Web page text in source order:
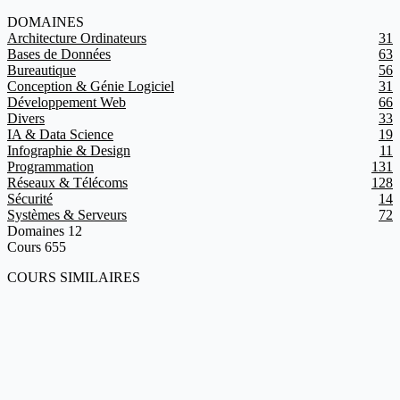
DOMAINES
Architecture Ordinateurs
31
Bases de Données
63
Bureautique
56
Conception & Génie Logiciel
31
Développement Web
66
Divers
33
IA & Data Science
19
Infographie & Design
11
Programmation
131
Réseaux & Télécoms
128
Sécurité
14
Systèmes & Serveurs
72
Domaines 12
Cours 655
COURS SIMILAIRES